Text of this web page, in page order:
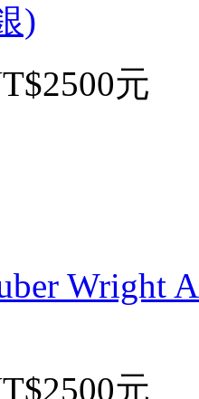
)
元
Wright
元